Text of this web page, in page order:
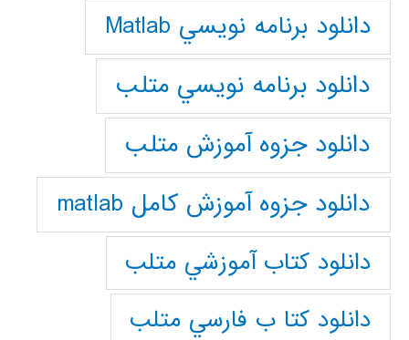
دانلود برنامه نويسي Matlab
دانلود برنامه نويسي متلب
دانلود جزوه آموزش متلب
دانلود جزوه آموزش کامل matlab
دانلود كتاب آموزشي متلب
دانلود كتا ب فارسي متلب